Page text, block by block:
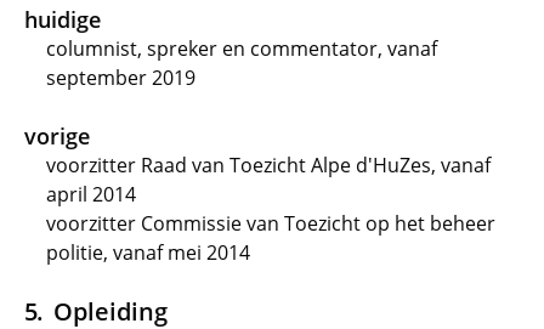
huidige
columnist, spreker en commentator, vanaf
september 2019
vorige
voorzitter Raad van Toezicht Alpe d'HuZes, vanaf
april 2014
voorzitter Commissie van Toezicht op het beheer
politie, vanaf mei 2014
Opleiding